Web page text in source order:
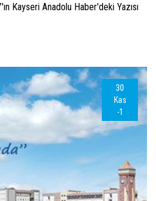
Kayseri Anadolu Haber'deki Yazısı
30
Kas
-1